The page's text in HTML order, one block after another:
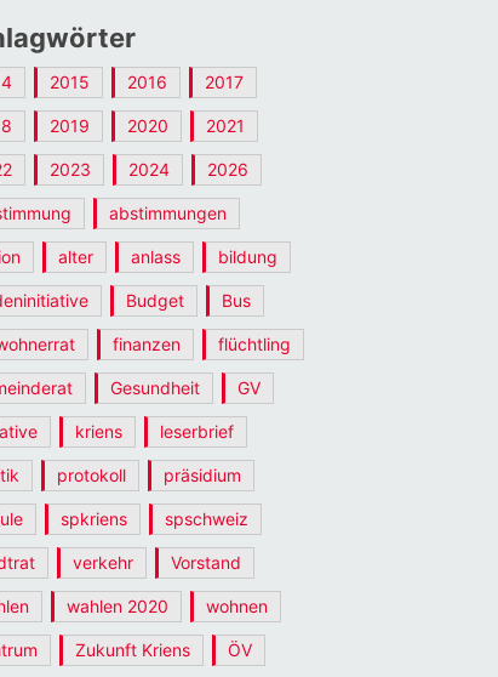
2015 2016 2017
2019 2020 2021
2023 2024 2026
abstimmungen
alter anlass bildung
Budget Bus
finanzen flüchtling
Gesundheit GV
kriens leserbrief
protokoll präsidium
spkriens spschweiz
verkehr Vorstand
wahlen 2020 wohnen
Zukunft Kriens ÖV